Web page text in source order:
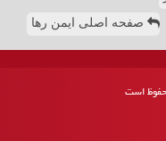
صفحه اصلی ایمن رها